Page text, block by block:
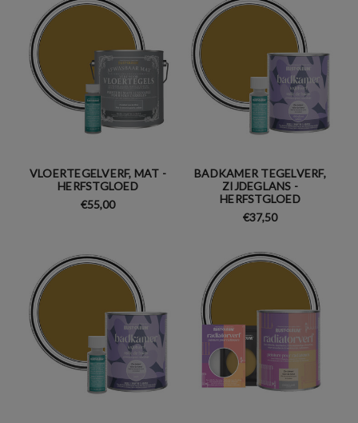
VLOERTEGELVERF, MAT -
HERFSTGLOED
€55,00
BADKAMER TEGELVERF,
ZIJDEGLANS -
HERFSTGLOED
€37,50